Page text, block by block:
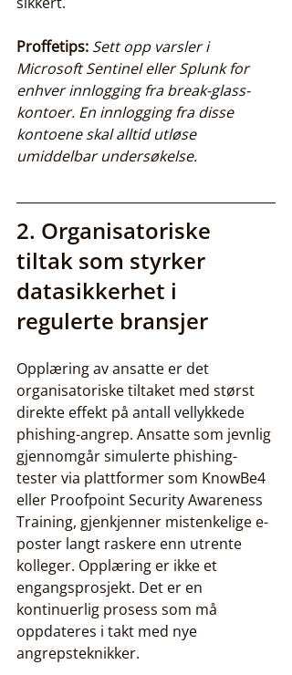
Proffetips: Sett opp varsler i
Microsoft Sentinel eller Splunk for
enhver innlogging fra break-glass-
kontoer. En innlogging fra disse
kontoene skal alltid utløse
umiddelbar undersøkelse.
2. Organisatoriske
tiltak som styrker
datasikkerhet i
regulerte bransjer
Opplæring av ansatte er det
organisatoriske tiltaket med størst
direkte effekt på antall vellykkede
phishing-angrep. Ansatte som jevnlig
gjennomgår simulerte phishing-
tester via plattformer som KnowBe4
eller Proofpoint Security Awareness
Training, gjenkjenner mistenkelige e-
poster langt raskere enn utrente
kolleger. Opplæring er ikke et
engangsprosjekt. Det er en
kontinuerlig prosess som må
oppdateres i takt med nye
angrepsteknikker.